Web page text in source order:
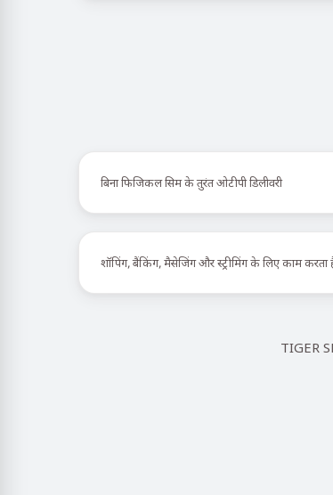
बिना फिजिकल सिम के तुरंत ओटीपी डिलीवरी
शॉपिंग, बैंकिंग, मैसेजिंग और स्ट्रीमिंग के लिए काम करता
TIGER